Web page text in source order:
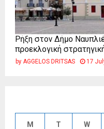
Ρήξη στον Δήμο
προεκλογική
by AGGELOS DRITSAS 17
M T W